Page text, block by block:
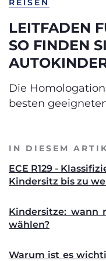
REISEN
LEITFADEN
SO FINDEN
Die
besten
IN DIESEM
ECE R129 -
Kindersitz bis zu
Kindersitze: wann
wählen?
Warum ist es